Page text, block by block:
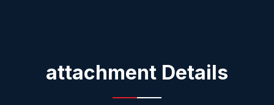
attachment Details